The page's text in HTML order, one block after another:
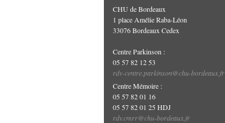
CHU de Bordeaux
1 place Amélie Raba-Léon
33076 Bordeaux Cedex
Centre Parkinson :
05 57 82 12 53
rdv-centre.parkinson@chu-bordeaux.fr
Centre Mémoire :
05 57 82 01 16
05 57 82 01 25 HDJ
rdv.cmrr@chu-bordeaux.fr